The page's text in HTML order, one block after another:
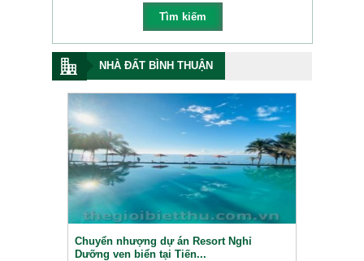
NHÀ ĐẤT BÌNH THUẬN
Chuyển nhượng dự án Resort Nghỉ
Dưỡng ven biển tại Tiến...